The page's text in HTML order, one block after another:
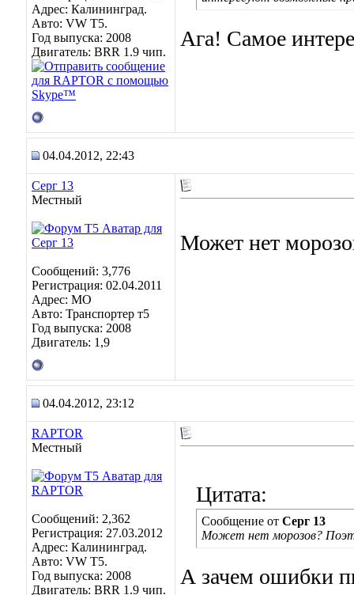
Адрес: Калининград.
Авто: VW Т5.
Год выпуска: 2008
Двигатель: BRR 1.9 чип.
Ага! Самое
04.04.2012, 22:43
Серг 13
Местный
Сообщений: 3,776
Регистрация: 02.04.2011
Адрес: МО
Авто: Транспортер т5
Год выпуска: 2008
Двигатель: 1,9
Может нет
04.04.2012, 23:12
RAPTOR
Местный
Сообщений: 2,362
Регистрация: 27.03.2012
Адрес: Калининград.
Авто: VW Т5.
Год выпуска: 2008
Двигатель: BRR 1.9 чип.
Цитата:
Сообщение от Серг 13
Может нет морозов?
А зачем ошибки